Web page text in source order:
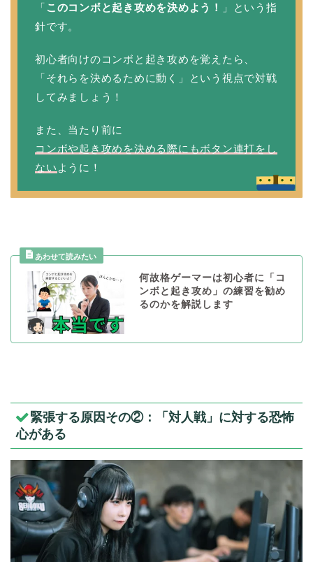
「このコンボと起き攻めを決めよう！
」という指
針です。
初心者向けのコンボと起き攻めを覚えたら、
「それらを決めるために動く」という視点で対戦
してみましょう！
また、当たり前に
コンボや起き攻めを決める際にもボタン連打をし
ない ように！
何故格ゲーマーは初心者に「コ
ンボと起き攻め」の練習を勧め
るのかを解説します
緊張する原因その②：「対人戦」に対する恐怖
心がある